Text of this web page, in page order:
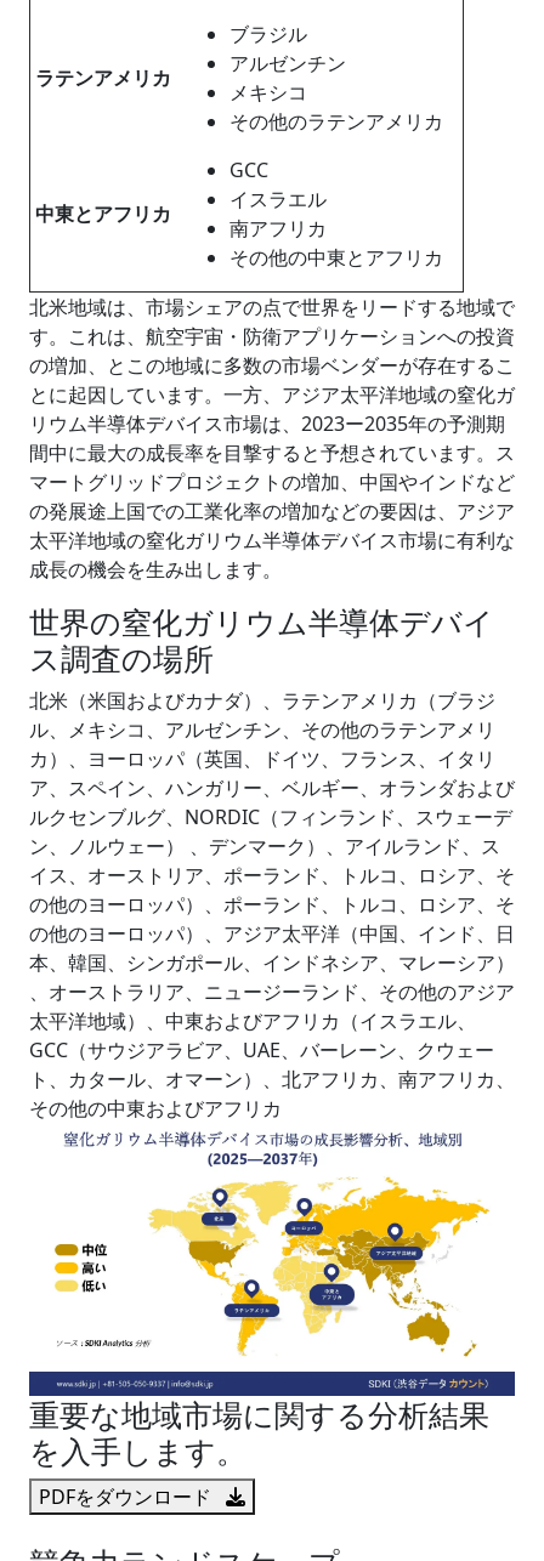
ラテンアメリカ
ブラジル
アルゼンチン
メキシコ
その他のラテンアメリカ
中東とアフリカ
GCC
イスラエル
南アフリカ
その他の中東とアフリカ
北米地域は、市場シェアの点で世界をリードする地域で
す。これは、航空宇宙・防衛アプリケーションへの投資
の増加、とこの地域に多数の市場ベンダーが存在するこ
とに起因しています。一方、アジア太平洋地域の窒化ガ
リウム半導体デバイス市場は、2023ー2035年の予測期
間中に最大の成長率を目撃すると予想されています。ス
マートグリッドプロジェクトの増加、中国やインドなど
の発展途上国での工業化率の増加などの要因は、アジア
太平洋地域の窒化ガリウム半導体デバイス市場に有利な
成長の機会を生み出します。
世界の窒化ガリウム半導体デバイ
ス調査の場所
北米（米国およびカナダ）、ラテンアメリカ（ブラジ
ル、メキシコ、アルゼンチン、その他のラテンアメリ
カ）、ヨーロッパ（英国、ドイツ、フランス、イタリ
ア、スペイン、ハンガリー、ベルギー、オランダおよび
ルクセンブルグ、NORDIC（フィンランド、スウェーデ
ン、ノルウェー） 、デンマーク）、アイルランド、ス
イス、オーストリア、ポーランド、トルコ、ロシア、そ
の他のヨーロッパ）、ポーランド、トルコ、ロシア、そ
の他のヨーロッパ）、アジア太平洋（中国、インド、日
本、韓国、シンガポール、インドネシア、マレーシア）
、オーストラリア、ニュージーランド、その他のアジア
太平洋地域）、中東およびアフリカ（イスラエル、
GCC（サウジアラビア、UAE、バーレーン、クウェー
ト、カタール、オマーン）、北アフリカ、南アフリカ、
その他の中東およびアフリカ
重要な地域市場に関する分析結果
を入手します。
PDFをダウンロード